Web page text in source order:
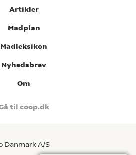
Artikler
Madplan
Madleksikon
Nyhedsbrev
Om
til coop.dk
Danmark A/S